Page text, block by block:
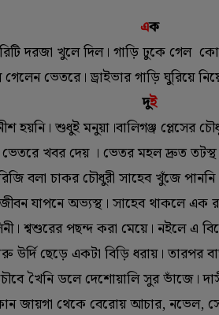
এক
দরজা খুলে দিল। গাড়ি ঢুকে গেল
ভেতরে। ড্রাইভার গাড়ি ঘুরিয়ে
দুই
শুধুই মনুয়া।বালিগঞ্জ প্লেসের
ভেতরে খবর দেয় । ভেতর মহল দ্রুত
বলা চাকর চৌধুরী সাহেব খুঁজে
যাপনে অভ্যস্থ। সাহেব থাকলে
শ্বশুরের পছন্দ করা মেয়ে। নইলে এ
ছেড়ে একটা বিড়ি ধরায়। তারপর
খৈনি ডলে দেশোয়ালি সুর ভাঁজে।
জায়গা থেকে বেরোয় আচার, নভেল,